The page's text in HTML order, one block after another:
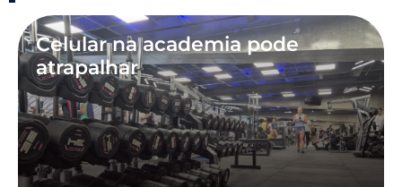
Celular na academia pode
atrapalhar